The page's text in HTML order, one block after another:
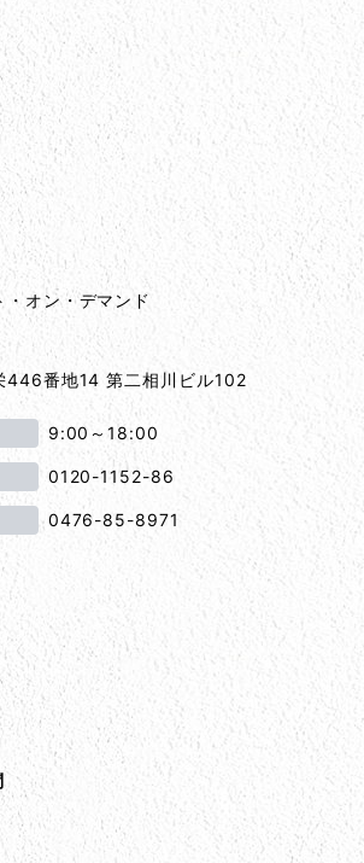
マップ
オン・デマンド
446番地14 第二相川ビル102
9:00～18:00
0120-1152-86
0476-85-8971